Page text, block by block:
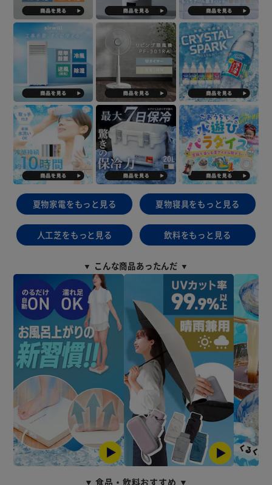
夏物家電をもっと見る 夏物寝具をもっと見る
人工芝をもっと見る 飲料をもっと見る
▼ こんな商品あったんだ ▼
▼ 食品・飲料おすすめ ▼